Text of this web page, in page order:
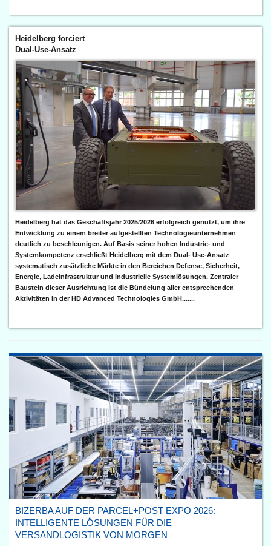
Heidelberg forciert
Dual-Use-Ansatz
Heidelberg hat das Geschäftsjahr 2025/2026 erfolgreich genutzt, um ihre
Entwicklung zu einem breiter aufgestellten Technologieunternehmen
deutlich zu beschleunigen. Auf Basis seiner hohen Industrie- und
Systemkompetenz erschließt Heidelberg mit dem Dual- Use-Ansatz
systematisch zusätzliche Märkte in den Bereichen Defense, Sicherheit,
Energie, Ladeinfrastruktur und industrielle Systemlösungen. Zentraler
Baustein dieser Ausrichtung ist die Bündelung aller entsprechenden
Aktivitäten in der HD Advanced Technologies GmbH.......
BIZERBA AUF DER PARCEL+POST EXPO 2026:
INTELLIGENTE LÖSUNGEN FÜR DIE
VERSANDLOGISTIK VON MORGEN